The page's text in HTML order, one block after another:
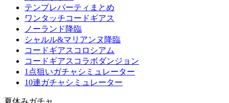
テンプレパーティまとめ
ワンタッチコードギアス
ノーランド降臨
シャルル&マリアンヌ降臨
コードギアスコロシアム
コードギアスコラボダンジョン
1点狙いガチャシミュレーター
10連ガチャシミュレーター
夏休みガチャ